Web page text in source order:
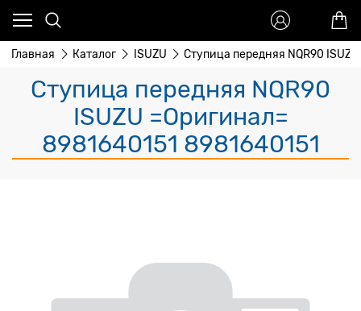
Главная Каталог ISUZU Ступица передняя NQR90
Ступица передняя NQR90
ISUZU =Оригинал=
8981640151 8981640151